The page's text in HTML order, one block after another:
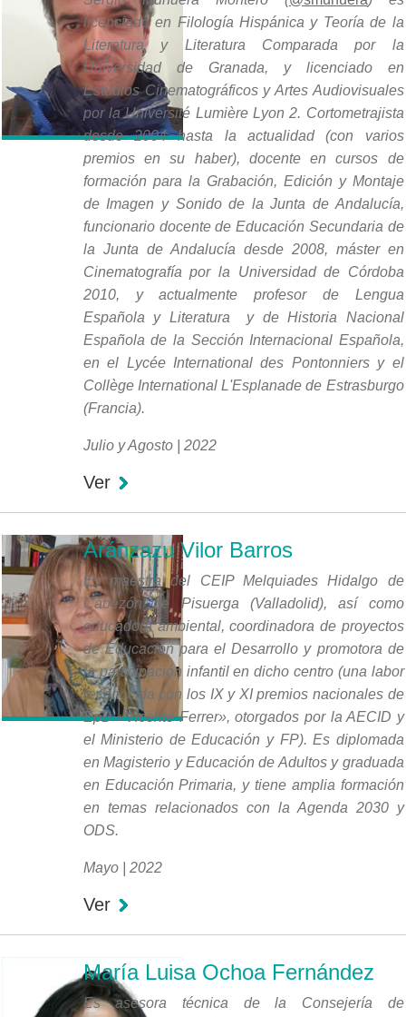
licenciado en Filología Hispánica y Teoría de la
Literatura y Literatura Comparada por la
Universidad de Granada, y licenciado en
Estudios Cinematográficos y Artes Audiovisuales
por la Université Lumière Lyon 2. Cortometrajista
desde 2004 hasta la actualidad (con varios
premios en su haber), docente en cursos de
formación para la Grabación, Edición y Montaje
de Imagen y Sonido de la Junta de Andalucía,
funcionario docente de Educación Secundaria de
la Junta de Andalucía desde 2008, máster en
Cinematografía por la Universidad de Córdoba
2010, y actualmente profesor de Lengua
Española y Literatura y de Historia Nacional
Española de la Sección Internacional Española,
en el Lycée International des Pontonniers y el
Collège International L'Esplanade de Estrasburgo
(Francia).
Julio y Agosto | 2022
Ver
Aránzazu Vilor Barros
Es maestra del CEIP Melquiades Hidalgo de
Cabezón de Pisuerga (Valladolid), así como
educadora ambiental, coordinadora de proyectos
de Educación para el Desarrollo y promotora de
la participación infantil en dicho centro (una labor
reconocida con los IX y XI premios nacionales de
EpD «Vicente Ferrer», otorgados por la AECID y
el Ministerio de Educación y FP). Es diplomada
en Magisterio y Educación de Adultos y graduada
en Educación Primaria, y tiene amplia formación
en temas relacionados con la Agenda 2030 y
ODS.
Mayo | 2022
Ver
María Luisa Ochoa Fernández
Es asesora técnica de la Consejería de